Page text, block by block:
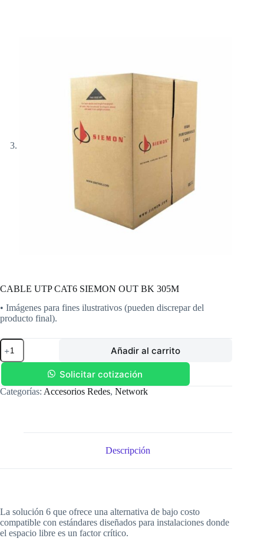
CABLE UTP CAT6 SIEMON OUT BK 305M
• Imágenes para fines ilustrativos (pueden discrepar del
producto final).
CABLE
UTP
CAT6
OUT
BK
Añadir al carrito
Solicitar cotización
Categorías: Accesorios Redes, Network
Descripción
La solución 6 que ofrece una alternativa de bajo costo
compatible con estándares diseñados para instalaciones donde
el espacio libre es un factor crítico.